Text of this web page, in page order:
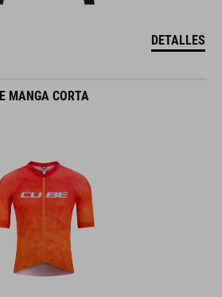
DETALLES
MANGA CORTA